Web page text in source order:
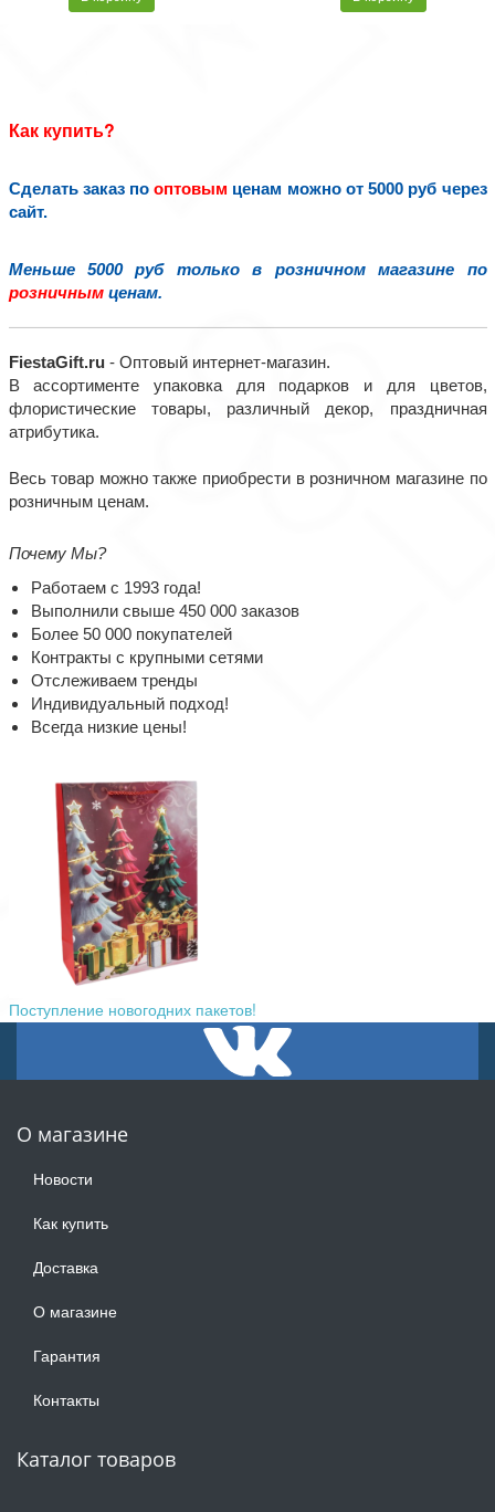
Как купить?
Сделать заказ пооптовым ценам можно от 5000 руб через
сайт.
Меньше 5000 руб только в розничном магазине по
розничнымценам.
FiestaGift.ru - Оптовый интернет-магазин.
В ассортименте упаковка для подарков и для цветов,
флористические товары, различный декор, праздничная
атрибутика.
Весь товар можно также приобрести в розничном магазине по
розничным ценам.
Почему Мы?
Работаем с 1993 года!
Выполнили свыше 450 000 заказов
Более 50 000 покупателей
Контракты с крупными сетями
Отслеживаем тренды
Индивидуальный подход!
Всегда низкие цены!
Поступление новогодних пакетов!
О магазине
Новости
Как купить
Доставка
О магазине
Гарантия
Контакты
Каталог товаров